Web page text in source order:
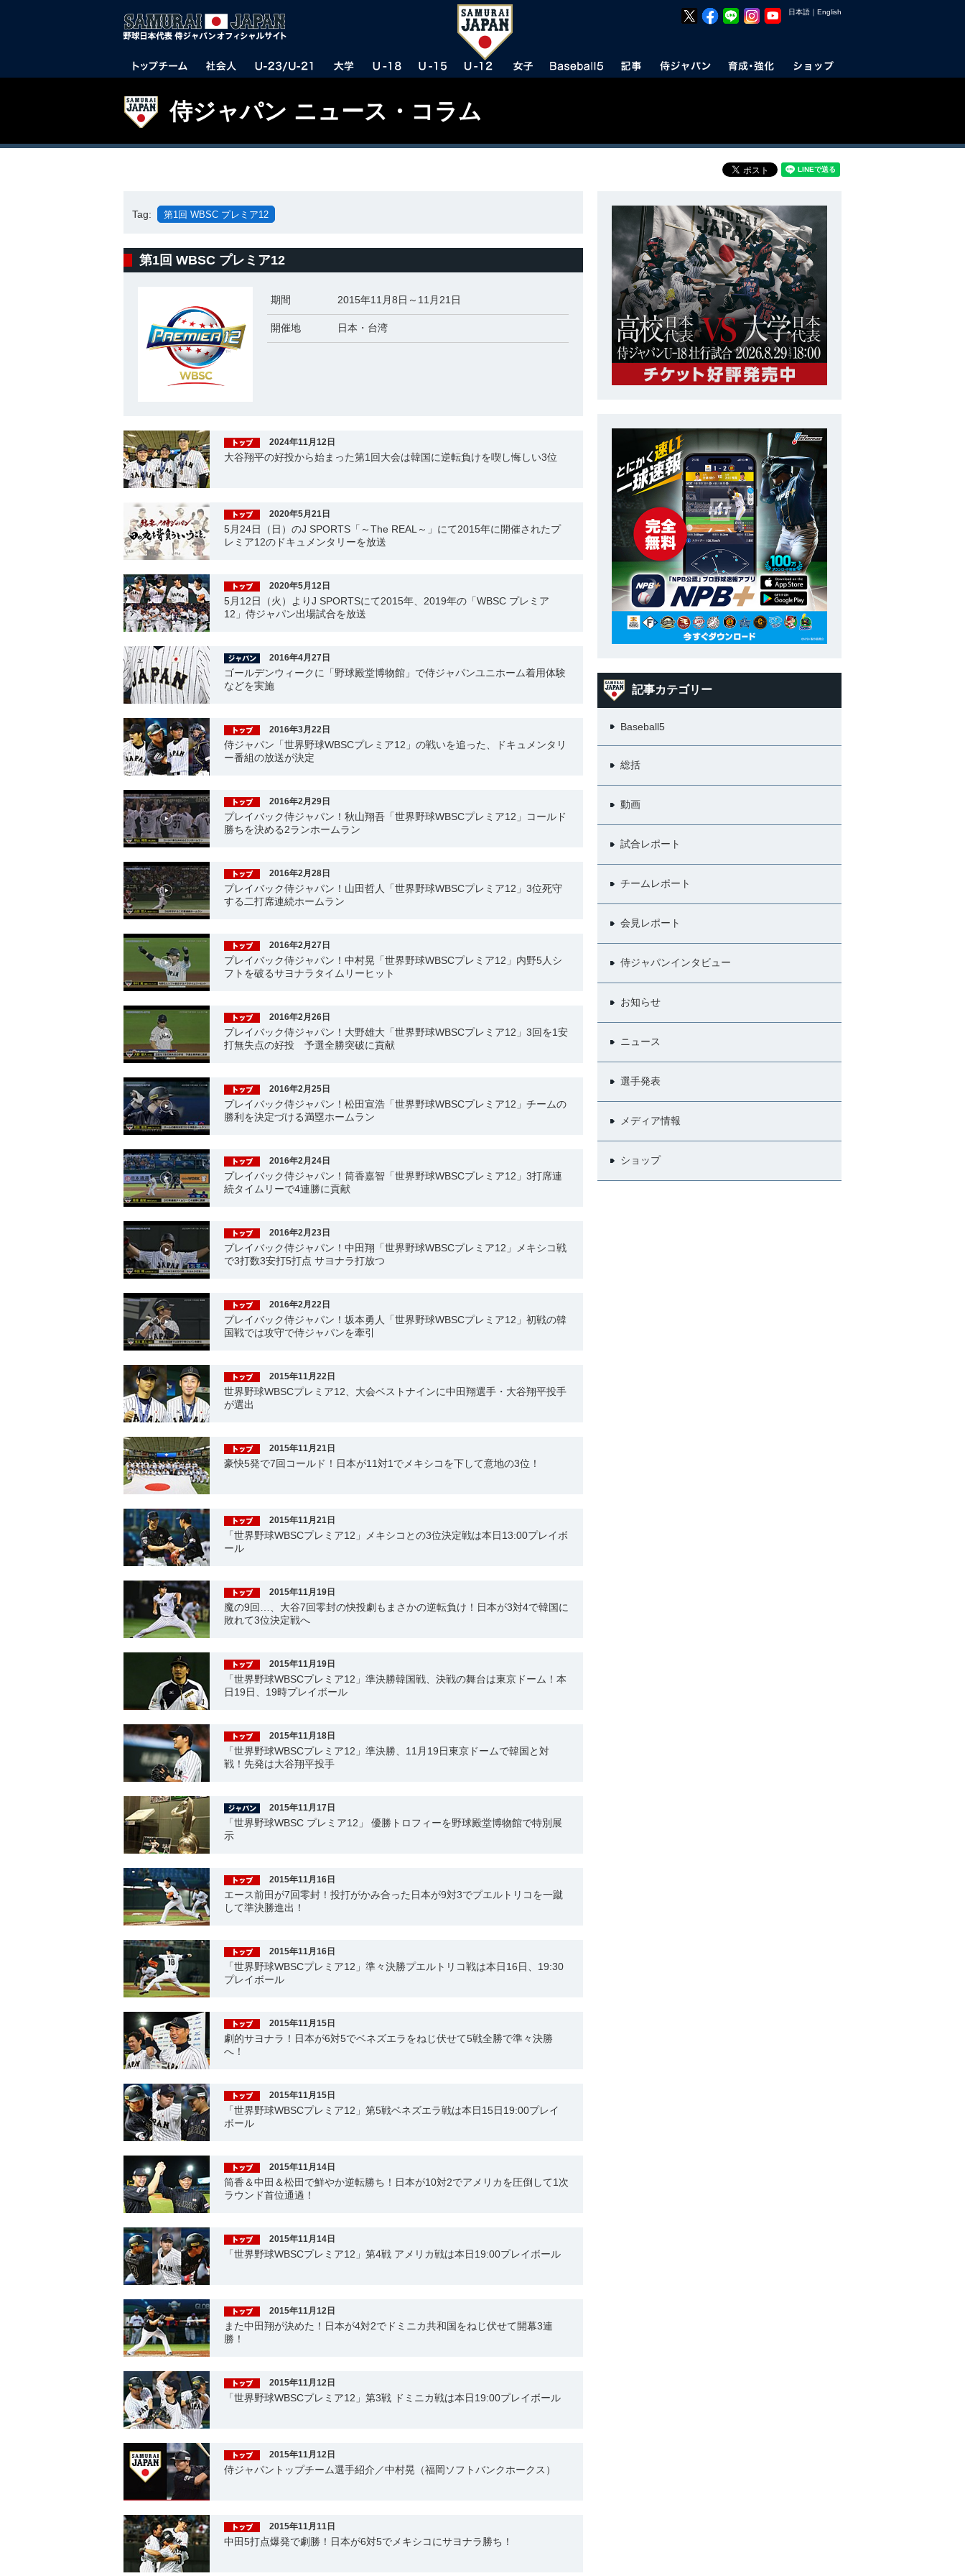
日本語 ｜ English
侍ジャパン ニュース・コラム
Tag: 第1回 WBSC プレミア12
第1回 WBSC プレミア12
期間 2015年11月8日～11月21日
開催地 日本・台湾
2024年11月12日
大谷翔平の好投から始まった第1回大会は韓国に逆転負けを喫し悔しい3位
2020年5月21日
5月24日（日）のJ SPORTS「～The REAL～」にて2015年に開催されたプ
レミア12のドキュメンタリーを放送
2020年5月12日
5月12日（火）よりJ SPORTSにて2015年、2019年の「WBSC プレミア
12」侍ジャパン出場試合を放送
2016年4月27日
ゴールデンウィークに「野球殿堂博物館」で侍ジャパンユニホーム着用体験
などを実施
2016年3月22日
侍ジャパン「世界野球WBSCプレミア12」の戦いを追った、ドキュメンタリ
ー番組の放送が決定
2016年2月29日
プレイバック侍ジャパン！秋山翔吾「世界野球WBSCプレミア12」コールド
勝ちを決める2ランホームラン
2016年2月28日
プレイバック侍ジャパン！山田哲人「世界野球WBSCプレミア12」3位死守
する二打席連続ホームラン
2016年2月27日
プレイバック侍ジャパン！中村晃「世界野球WBSCプレミア12」内野5人シ
フトを破るサヨナラタイムリーヒット
2016年2月26日
プレイバック侍ジャパン！大野雄大「世界野球WBSCプレミア12」3回を1安
打無失点の好投 予選全勝突破に貢献
2016年2月25日
プレイバック侍ジャパン！松田宣浩「世界野球WBSCプレミア12」チームの
勝利を決定づける満塁ホームラン
2016年2月24日
プレイバック侍ジャパン！筒香嘉智「世界野球WBSCプレミア12」3打席連
続タイムリーで4連勝に貢献
2016年2月23日
プレイバック侍ジャパン！中田翔「世界野球WBSCプレミア12」メキシコ戦
で3打数3安打5打点 サヨナラ打放つ
2016年2月22日
プレイバック侍ジャパン！坂本勇人「世界野球WBSCプレミア12」初戦の韓
国戦では攻守で侍ジャパンを牽引
2015年11月22日
世界野球WBSCプレミア12、大会ベストナインに中田翔選手・大谷翔平投手
が選出
2015年11月21日
豪快5発で7回コールド！日本が11対1でメキシコを下して意地の3位！
2015年11月21日
「世界野球WBSCプレミア12」メキシコとの3位決定戦は本日13:00プレイボ
ール
2015年11月19日
魔の9回…、大谷7回零封の快投劇もまさかの逆転負け！日本が3対4で韓国に
敗れて3位決定戦へ
2015年11月19日
「世界野球WBSCプレミア12」準決勝韓国戦、決戦の舞台は東京ドーム！本
日19日、19時プレイボール
2015年11月18日
「世界野球WBSCプレミア12」準決勝、11月19日東京ドームで韓国と対
戦！先発は大谷翔平投手
2015年11月17日
「世界野球WBSC プレミア12」 優勝トロフィーを野球殿堂博物館で特別展
示
2015年11月16日
エース前田が7回零封！投打がかみ合った日本が9対3でプエルトリコを一蹴
して準決勝進出！
2015年11月16日
「世界野球WBSCプレミア12」準々決勝プエルトリコ戦は本日16日、19:30
プレイボール
2015年11月15日
劇的サヨナラ！日本が6対5でベネズエラをねじ伏せて5戦全勝で準々決勝
へ！
2015年11月15日
「世界野球WBSCプレミア12」第5戦ベネズエラ戦は本日15日19:00プレイ
ボール
2015年11月14日
筒香＆中田＆松田で鮮やか逆転勝ち！日本が10対2でアメリカを圧倒して1次
ラウンド首位通過！
2015年11月14日
「世界野球WBSCプレミア12」第4戦 アメリカ戦は本日19:00プレイボール
2015年11月12日
また中田翔が決めた！日本が4対2でドミニカ共和国をねじ伏せて開幕3連
勝！
2015年11月12日
「世界野球WBSCプレミア12」第3戦 ドミニカ戦は本日19:00プレイボール
2015年11月12日
侍ジャパントップチーム選手紹介／中村晃（福岡ソフトバンクホークス）
2015年11月11日
中田5打点爆発で劇勝！日本が6対5でメキシコにサヨナラ勝ち！
記事カテゴリー
Baseball5
総括
動画
試合レポート
チームレポート
会見レポート
侍ジャパンインタビュー
お知らせ
ニュース
選手発表
メディア情報
ショップ